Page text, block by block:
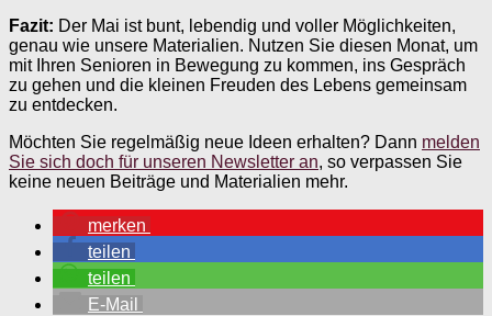
Fazit: Der Mai ist bunt, lebendig und voller Möglichkeiten,
genau wie unsere Materialien. Nutzen Sie diesen Monat, um
mit Ihren Senioren in Bewegung zu kommen, ins Gespräch
zu gehen und die kleinen Freuden des Lebens gemeinsam
zu entdecken.
Möchten Sie regelmäßig neue Ideen erhalten? Dann melden
Sie sich doch für unseren Newsletter an, so verpassen Sie
keine neuen Beiträge und Materialien mehr.
merken
teilen
teilen
E-Mail